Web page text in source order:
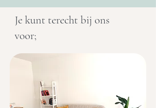
Je kunt terecht bij ons
voor;